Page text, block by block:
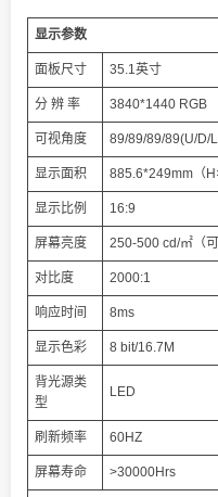
显示参数
面板尺寸 35.1英寸
分 辨 率 3840*1440 RGB
可视角度 89/89/89/89(U/D/
显示面积 885.6*249mm（
显示比例 16:9
屏幕亮度 250-500 cd/㎡（可
对比度 2000:1
响应时间 8ms
显示色彩 8 bit/16.7M
背光源类
型
LED
刷新频率 60HZ
屏幕寿命 >30000Hrs